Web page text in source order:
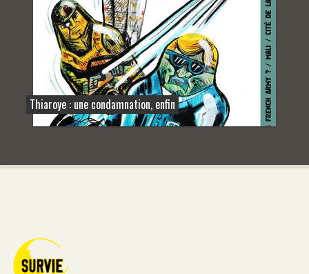
Thiaroye : une condamnation, enfin